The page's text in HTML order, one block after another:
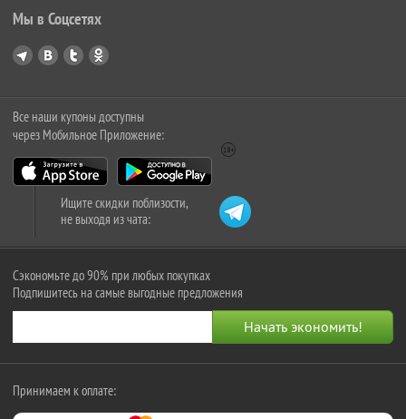
Мы в Соцсетях
Все наши купоны доступны
через Мобильное Приложение:
Ищите скидки поблизости,
не выходя из чата:
Сэкономьте до 90% при любых покупках
Подпишитесь на самые выгодные предложения
Принимаем к оплате: